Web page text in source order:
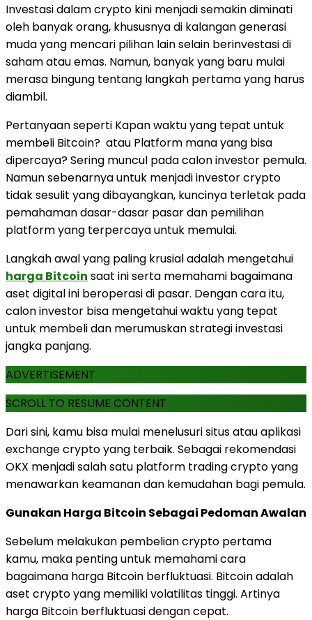
Investasi dalam crypto kini menjadi semakin diminati
oleh banyak orang, khususnya di kalangan generasi
muda yang mencari pilihan lain selain berinvestasi di
saham atau emas. Namun, banyak yang baru mulai
merasa bingung tentang langkah pertama yang harus
diambil.
Pertanyaan seperti Kapan waktu yang tepat untuk
membeli Bitcoin? atau Platform mana yang bisa
dipercaya? Sering muncul pada calon investor pemula.
Namun sebenarnya untuk menjadi investor crypto
tidak sesulit yang dibayangkan, kuncinya terletak pada
pemahaman dasar-dasar pasar dan pemilihan
platform yang terpercaya untuk memulai.
Langkah awal yang paling krusial adalah mengetahui
harga Bitcoin saat ini serta memahami bagaimana
aset digital ini beroperasi di pasar. Dengan cara itu,
calon investor bisa mengetahui waktu yang tepat
untuk membeli dan merumuskan strategi investasi
jangka panjang.
ADVERTISEMENT
SCROLL TO RESUME CONTENT
Dari sini, kamu bisa mulai menelusuri situs atau aplikasi
exchange crypto yang terbaik. Sebagai rekomendasi
OKX menjadi salah satu platform trading crypto yang
menawarkan keamanan dan kemudahan bagi pemula.
Gunakan Harga Bitcoin Sebagai Pedoman Awalan
Sebelum melakukan pembelian crypto pertama
kamu, maka penting untuk memahami cara
bagaimana harga Bitcoin berfluktuasi. Bitcoin adalah
aset crypto yang memiliki volatilitas tinggi. Artinya
harga Bitcoin berfluktuasi dengan cepat.